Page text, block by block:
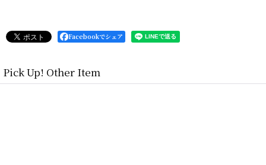
Facebookでシェア
Pick Up! Other Item